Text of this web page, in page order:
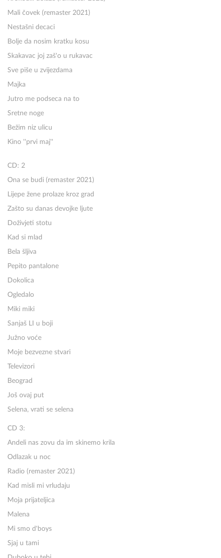
Mali čovek (remaster 2021)
Nestašni decaci
Bolje da nosim kratku kosu
Skakavac joj zaš'o u rukavac
Sve piše u zvijezdama
Majka
Jutro me podseca na to
Sretne noge
Bežim niz ulicu
Kino ''prvi maj''
CD: 2
Ona se budi (remaster 2021)
Lijepe žene prolaze kroz grad
Zašto su danas devojke ljute
Doživjeti stotu
Kad si mlad
Bela šljiva
Pepito pantalone
Dokolica
Ogledalo
Miki miki
Sanjaš LI u boji
Južno voće
Moje bezvezne stvari
Televizori
Beograd
Još ovaj put
Selena, vrati se selena
CD 3:
Andeli nas zovu da im skinemo krila
Odlazak u noc
Radio (remaster 2021)
Kad misli mi vrludaju
Moja prijateljica
Malena
Mi smo d'boys
Sjaj u tami